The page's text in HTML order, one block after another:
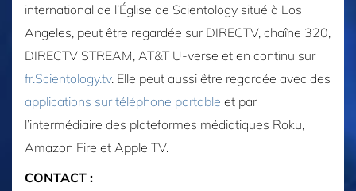
international de l’Église de Scientology situé à Los
Angeles, peut être regardée sur DIRECTV, chaîne 320,
DIRECTV STREAM, AT&T U-verse et en continu sur
fr.Scientology.tv. Elle peut aussi être regardée avec des
applications sur téléphone portable et par
l’intermédiaire des plateformes médiatiques Roku,
Amazon Fire et Apple TV.
CONTACT :